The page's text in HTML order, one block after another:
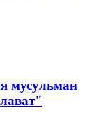
мусульман